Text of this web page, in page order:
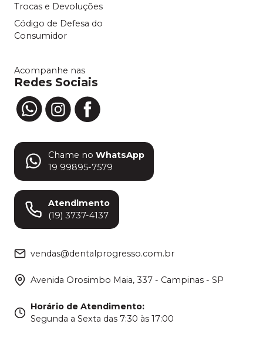
Trocas e Devoluções
Código de Defesa do
Consumidor
Acompanhe nas
Redes Sociais
Chame no WhatsApp
19 99895-7579
Atendimento
(19) 3737-4137
vendas@dentalprogresso.com.br
Avenida Orosimbo Maia, 337 - Campinas - SP
Horário de Atendimento:
Segunda a Sexta das 7:30 às 17:00